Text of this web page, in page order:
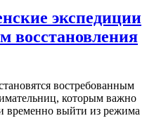
экспедиции
восстановления
востребованным
которым важно
временно выйти из режима